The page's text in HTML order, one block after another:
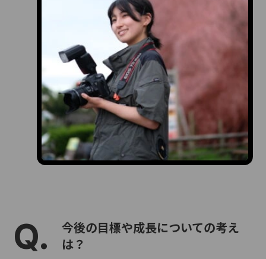
今後の目標や成長についての考え
は？